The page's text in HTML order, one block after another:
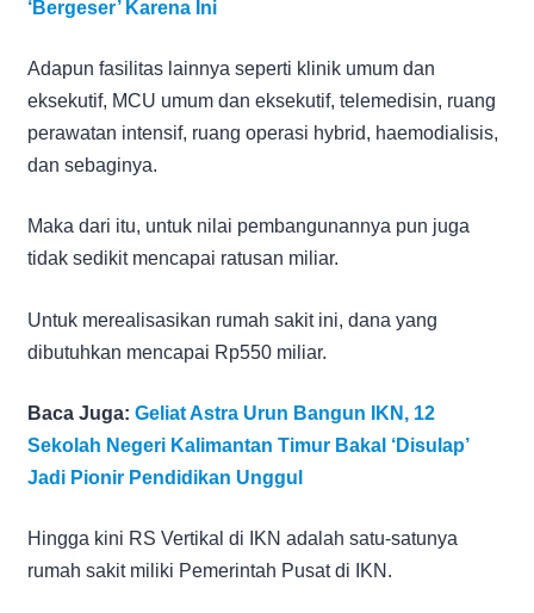
‘Bergeser’ Karena Ini
Adapun fasilitas lainnya seperti klinik umum dan
eksekutif, MCU umum dan eksekutif, telemedisin, ruang
perawatan intensif, ruang operasi hybrid, haemodialisis,
dan sebaginya.
Maka dari itu, untuk nilai pembangunannya pun juga
tidak sedikit mencapai ratusan miliar.
Untuk merealisasikan rumah sakit ini, dana yang
dibutuhkan mencapai Rp550 miliar.
Baca Juga: Geliat Astra Urun Bangun IKN, 12
Sekolah Negeri Kalimantan Timur Bakal ‘Disulap’
Jadi Pionir Pendidikan Unggul
Hingga kini RS Vertikal di IKN adalah satu-satunya
rumah sakit miliki Pemerintah Pusat di IKN.